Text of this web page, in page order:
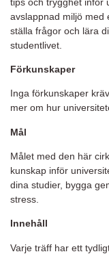
avslappnad miljö med
ställa frågor och lära
studentlivet.
Förkunskaper
Inga förkunskaper
mer om hur
Mål
Målet med den här
kunskap inför
dina studier, bygga
stress.
Innehåll
Varje träff har ett